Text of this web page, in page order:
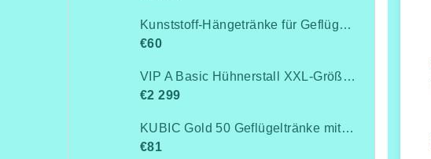
Kunststoff-Hängetränke für Geflügel, Anschluss an Rohrleitung / Niederdruck bis 0,5 bar
€60
VIP A Basic Hühnerstall XXL-Größe für 15-20 Hühner - Komplett montiert -Kostenlose Lieferung- Ohne Wärmedämmung,Heizung/Kühlung und Beleuchtung
€2 299
KUBIC Gold 50 Geflügeltränke mit Standfüßen
€81